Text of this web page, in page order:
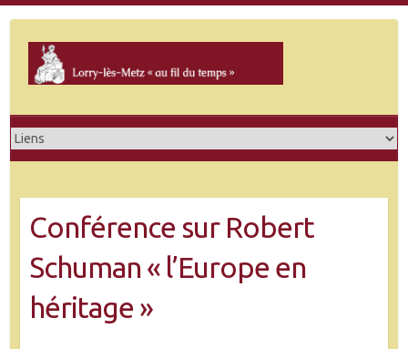
content
Conférence sur Robert
Schuman « l’Europe en
héritage »